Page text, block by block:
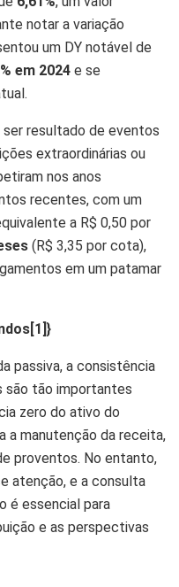
notar a variação
um DY notável de
em 2024 e se
resultado de eventos
extraordinárias ou
nos anos
recentes, com um
a R$ 0,50 por
(R$ 3,35 por cota),
em um patamar
passiva, a consistência
são tão importantes
zero do ativo do
a manutenção da receita,
proventos. No entanto,
atenção, e a consulta
é essencial para
e as perspectivas